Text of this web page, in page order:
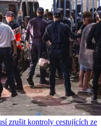
zrušit kontroly cestujících ze